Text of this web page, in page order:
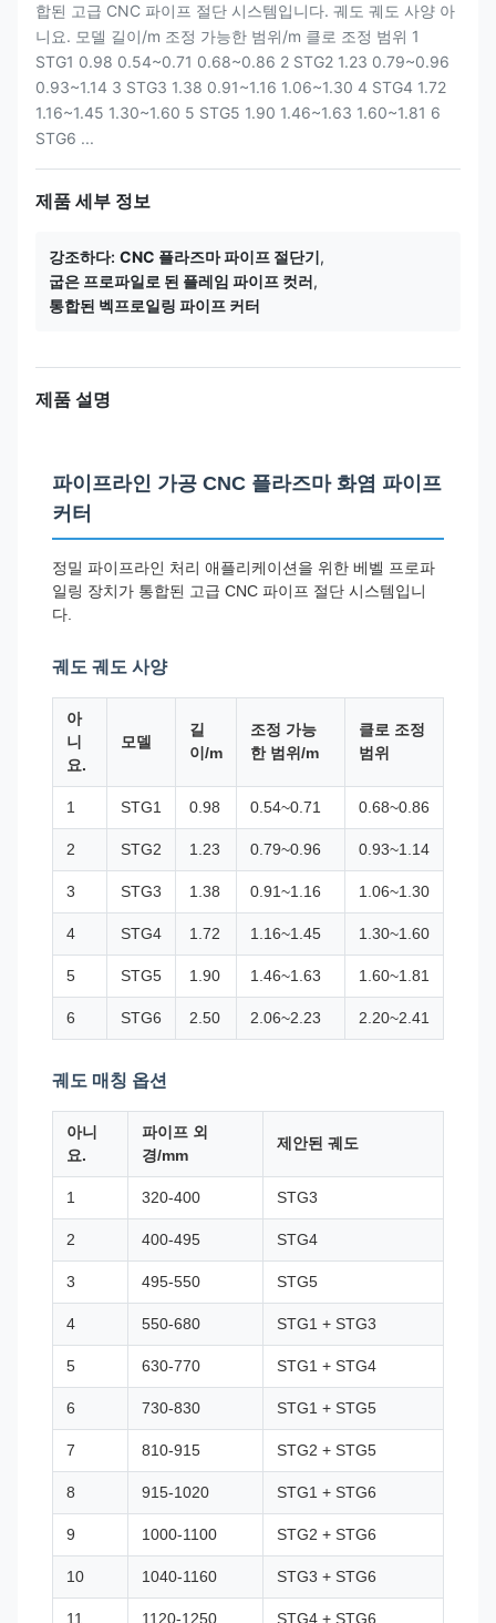
합된 고급 CNC 파이프 절단 시스템입니다. 궤도 궤도 사양 아
니요. 모델 길이/m 조정 가능한 범위/m 클로 조정 범위 1
STG1 0.98 0.54~0.71 0.68~0.86 2 STG2 1.23 0.79~0.96
0.93~1.14 3 STG3 1.38 0.91~1.16 1.06~1.30 4 STG4 1.72
1.16~1.45 1.30~1.60 5 STG5 1.90 1.46~1.63 1.60~1.81 6
STG6 ...
제품 세부 정보
강조하다: CNC 플라즈마 파이프 절단기,
굽은 프로파일로 된 플레임 파이프 컷러,
통합된 벡프로일링 파이프 커터
제품 설명
파이프라인 가공 CNC 플라즈마 화염 파이프
커터
정밀 파이프라인 처리 애플리케이션을 위한 베벨 프로파
일링 장치가 통합된 고급 CNC 파이프 절단 시스템입니
다.
궤도 궤도 사양
아
니
요.
모델
길
이/m
조정 가능
한 범위/m
클로 조정
범위
1 STG1 0.98 0.54~0.71 0.68~0.86
2 STG2 1.23 0.79~0.96 0.93~1.14
3 STG3 1.38 0.91~1.16 1.06~1.30
4 STG4 1.72 1.16~1.45 1.30~1.60
5 STG5 1.90 1.46~1.63 1.60~1.81
6 STG6 2.50 2.06~2.23 2.20~2.41
궤도 매칭 옵션
아니
요.
파이프 외
경/mm
제안된 궤도
1 320-400 STG3
2 400-495 STG4
3 495-550 STG5
4 550-680 STG1 + STG3
5 630-770 STG1 + STG4
6 730-830 STG1 + STG5
7 810-915 STG2 + STG5
8 915-1020 STG1 + STG6
9 1000-1100 STG2 + STG6
10 1040-1160 STG3 + STG6
11 1120-1250 STG4 + STG6